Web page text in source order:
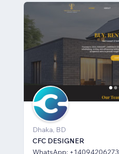
Dhaka, BD
CFC DESIGNER